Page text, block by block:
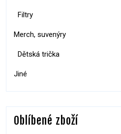
Filtry
Merch, suvenýry
Dětská trička
Jiné
Oblíbené zboží